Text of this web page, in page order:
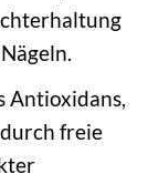
Antioxidans,
freie